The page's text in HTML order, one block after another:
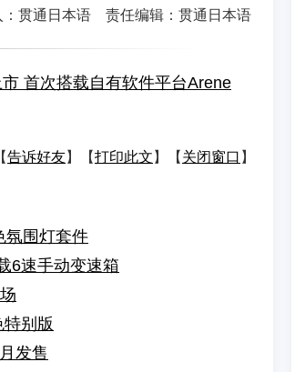
：贯通日本语 责任编辑：贯通日本语
首次搭载自有软件平台Arene
告诉好友】【打印此文 】【 关闭窗口 】
氛围灯套件
6速手动变速箱
别版
发售